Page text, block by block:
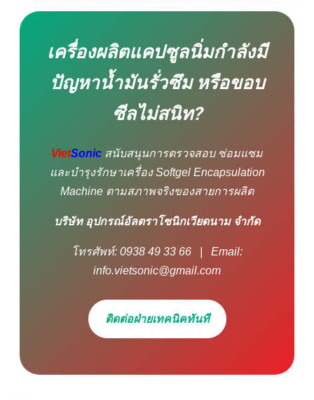
เครื่องผลิตแคปซูลนิ่มกำลังมี
ปัญหาน้ำมันรั่วซึม หรือขอบ
ซีลไม่สนิท?
VietSonic สนับสนุนการตรวจสอบ ซ่อมแซม
และบำรุงรักษาเครื่อง Softgel Encapsulation
Machine ตามสภาพจริงของสายการผลิต
บริษัท อุปกรณ์อัลตราโซนิกเวียดนาม จำกัด
โทรศัพท์: 0938 49 33 66 | Email:
info.vietsonic@gmail.com
ติดต่อฝ่ายเทคนิคทันที